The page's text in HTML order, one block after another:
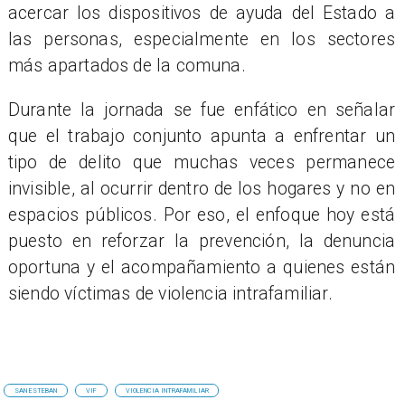
acercar los dispositivos de ayuda del Estado a
las personas, especialmente en los sectores
más apartados de la comuna.
Durante la jornada se fue enfático en señalar
que el trabajo conjunto apunta a enfrentar un
tipo de delito que muchas veces permanece
invisible, al ocurrir dentro de los hogares y no en
espacios públicos. Por eso, el enfoque hoy está
puesto en reforzar la prevención, la denuncia
oportuna y el acompañamiento a quienes están
siendo víctimas de violencia intrafamiliar.
SAN ESTEBAN VIF VIOLENCIA INTRAFAMILIAR